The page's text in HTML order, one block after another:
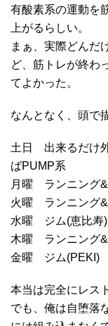
有酸素系の運動を
上がるらしい。
まぁ、実際どんだ
ど、筋トレが終わ
てよかった。
なんとなく、頭で
土日 出来るだけ
ばPUMP系
月曜 ランニング
火曜 ランニング&
水曜 ジム(恵比寿
木曜 ランニング&
金曜 ジム
本当は完全にレス
でも、俺は自堕落